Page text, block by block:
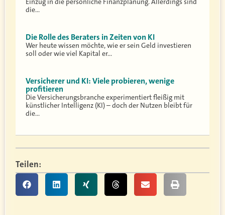
die…
Die Rolle des Beraters in Zeiten von KI
Wer heute wissen möchte, wie er sein Geld investieren
soll oder wie viel Kapital er…
Versicherer und KI: Viele probieren, wenige
profitieren
Die Versicherungsbranche experimentiert fleißig mit
künstlicher Intelligenz (KI) – doch der Nutzen bleibt für
die…
Teilen: